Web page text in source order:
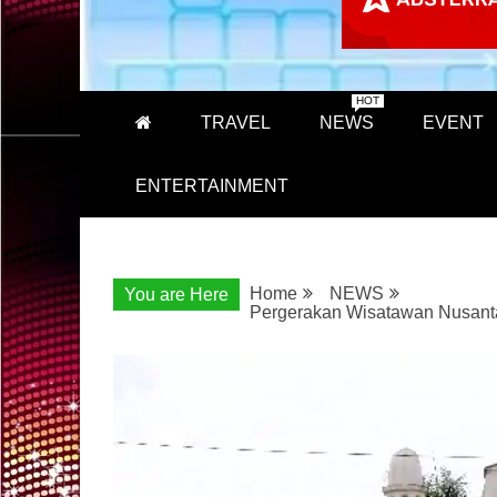
TRAVEL NEWS
HOT
EVENT
ENTERTAINMENT
You are Here Home
NEWS
Pergerakan Wisatawan